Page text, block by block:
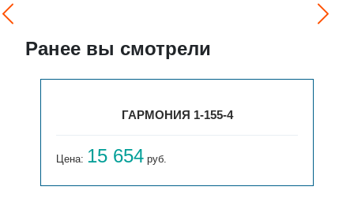
Ранее вы смотрели
ГАРМОНИЯ 1-155-4
Цена: 15 654 руб.